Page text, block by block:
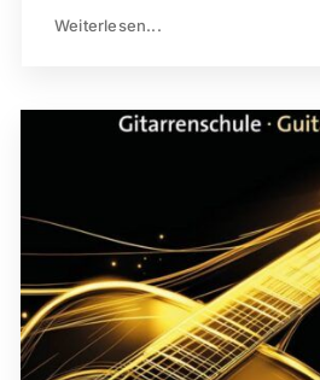
Weiterlesen...